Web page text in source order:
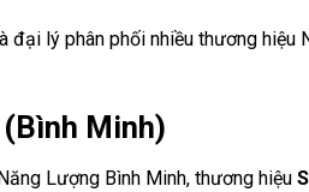
đại lý phân phối nhiều thương hiệu
Minh)
Lượng Bình Minh, thương hiệu